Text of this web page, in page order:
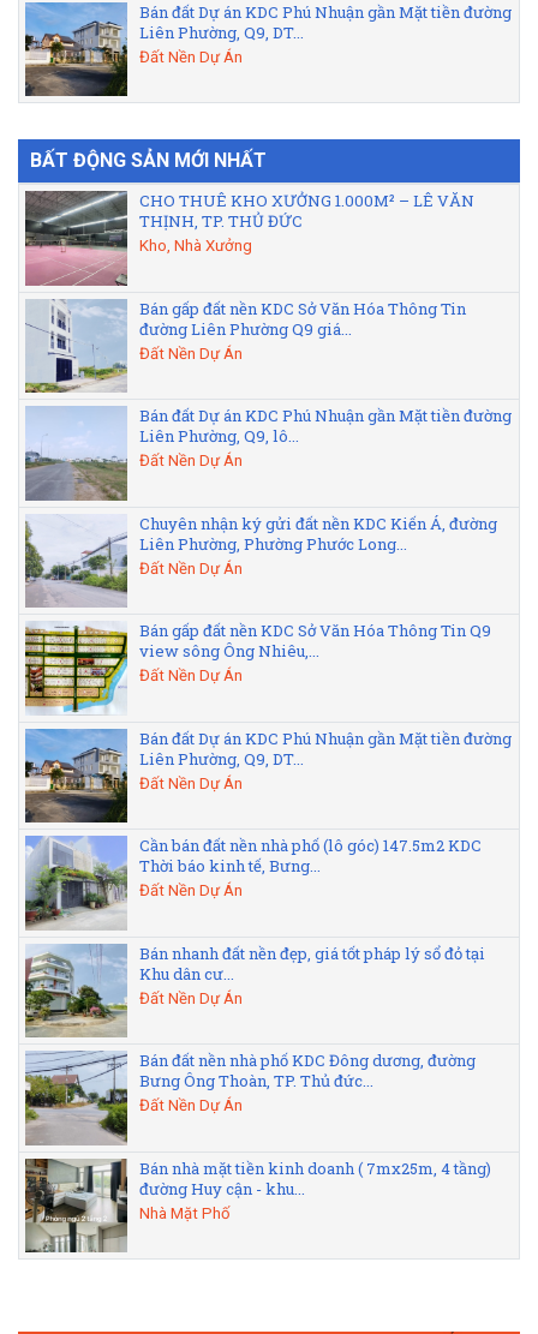
Bán đất Dự án KDC Phú Nhuận gần Mặt tiền đường
Liên Phường, Q9, DT...
Đất Nền Dự Án
BẤT ĐỘNG SẢN MỚI NHẤT
CHO THUÊ KHO XƯỞNG 1.000M² – LÊ VĂN
THỊNH, TP. THỦ ĐỨC
Kho, Nhà Xưởng
Bán gấp đất nền KDC Sở Văn Hóa Thông Tin
đường Liên Phường Q9 giá...
Đất Nền Dự Án
Bán đất Dự án KDC Phú Nhuận gần Mặt tiền đường
Liên Phường, Q9, lô...
Đất Nền Dự Án
Chuyên nhận ký gửi đất nền KDC Kiến Á, đường
Liên Phường, Phường Phước Long...
Đất Nền Dự Án
Bán gấp đất nền KDC Sở Văn Hóa Thông Tin Q9
view sông Ông Nhiêu,...
Đất Nền Dự Án
Bán đất Dự án KDC Phú Nhuận gần Mặt tiền đường
Liên Phường, Q9, DT...
Đất Nền Dự Án
Cần bán đất nền nhà phố (lô góc) 147.5m2 KDC
Thời báo kinh tế, Bưng...
Đất Nền Dự Án
Bán nhanh đất nền đẹp, giá tốt pháp lý sổ đỏ tại
Khu dân cư...
Đất Nền Dự Án
Bán đất nền nhà phố KDC Đông dương, đường
Bưng Ông Thoàn, TP. Thủ đức...
Đất Nền Dự Án
Bán nhà mặt tiền kinh doanh ( 7mx25m, 4 tầng)
đường Huy cận - khu...
Nhà Mặt Phố